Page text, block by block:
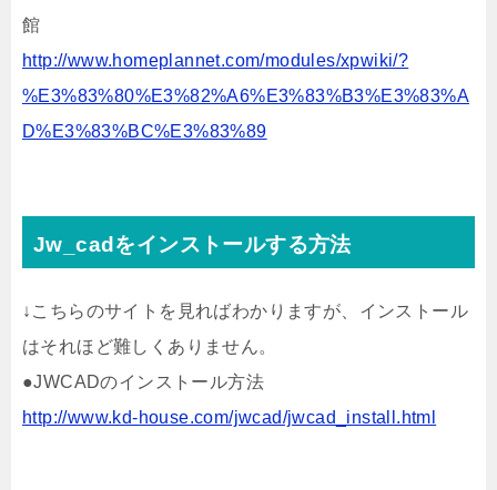
館
http://www.homeplannet.com/modules/xpwiki/?
%E3%83%80%E3%82%A6%E3%83%B3%E3%83%A
D%E3%83%BC%E3%83%89
Jw_cadをインストールする方法
↓こちらのサイトを見ればわかりますが、インストール
はそれほど難しくありません。
●JWCADのインストール方法
http://www.kd-house.com/jwcad/jwcad_install.html